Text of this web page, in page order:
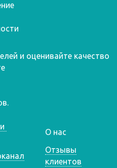
О нас
Отзывы
клиентов